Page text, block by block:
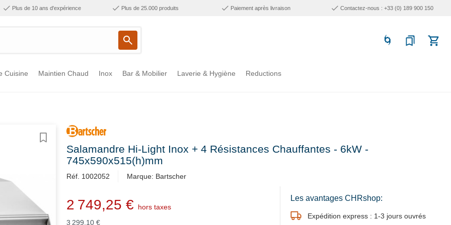
Plus de 10 ans d'expérience Plus de 25.000 produits Paiement après livraison Contactez-nous : +33 (0) 189 900 150
Cuisine Maintien Chaud Inox Bar & Mobilier Laverie & Hygiène Reductions
Salamandre Hi-Light Inox + 4 Résistances Chauffantes - 6kW -
745x590x515(h)mm
Réf. 1002052 Marque: Bartscher
2 749,25 €
hors taxes
3 299,10 €
Les avantages CHRshop:
Expédition express : 1-3 jours ouvrés